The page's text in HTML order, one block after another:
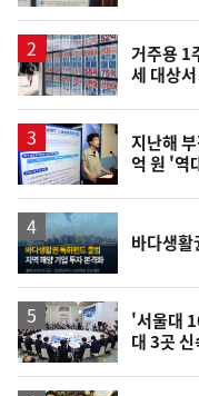
거주용 1
세 대상
지난해
억 원 '역
바다생활
'서울대
대 3곳